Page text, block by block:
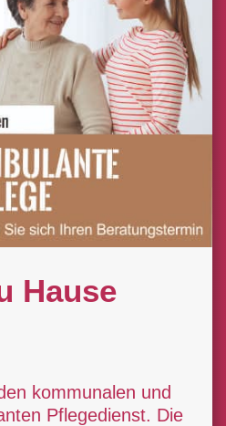
Hause
kommunalen und
Pflegedienst. Die